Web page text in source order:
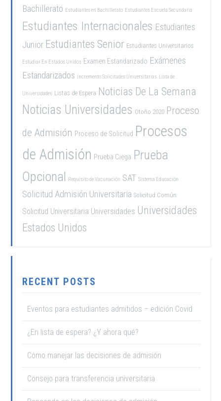
Bachillerato Estudiantes en Bachillerato Estudiantes Escuela Secundaria
Estudiantes Internacionales Estudiantes
Junior Estudiantes Senior Estudiantes Universitarios
Estudiar En Estados Unidos Examen Estandarizado Exámenes
Estandarizados Incremento Solicitudes Universitarias Lista de
Universidades Listas de Espera Noticias De La Semana
Noticias Universidades Otoño 2020 Proceso
de Admisión Proceso de Solicitud Procesos
de Admisión Prueba Ciega Prueba
Opcional Requisito de Vacunación SAT Sistema Educación
Solicitud Admisión Universitaria Solicitud Común
Solicitud Universitaria Universidades Universidades
Estados Unidos
RECENT POSTS
Eventos para estudiantes admitidos – edición Covid
¿En lista de espera? ¿Y ahora qué?
Cómo manejar las decisiones de admisión
Consejo para transferencia universitaria